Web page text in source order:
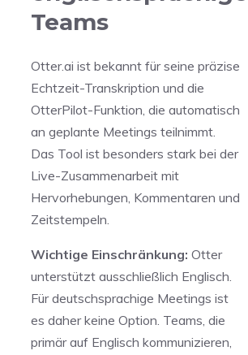
Teams
Otter.ai ist bekannt für seine präzise
Echtzeit-Transkription und die
OtterPilot-Funktion, die automatisch
an geplante Meetings teilnimmt.
Das Tool ist besonders stark bei der
Live-Zusammenarbeit mit
Hervorhebungen, Kommentaren und
Zeitstempeln.
Wichtige Einschränkung: Otter
unterstützt ausschließlich Englisch.
Für deutschsprachige Meetings ist
es daher keine Option. Teams, die
primär auf Englisch kommunizieren,